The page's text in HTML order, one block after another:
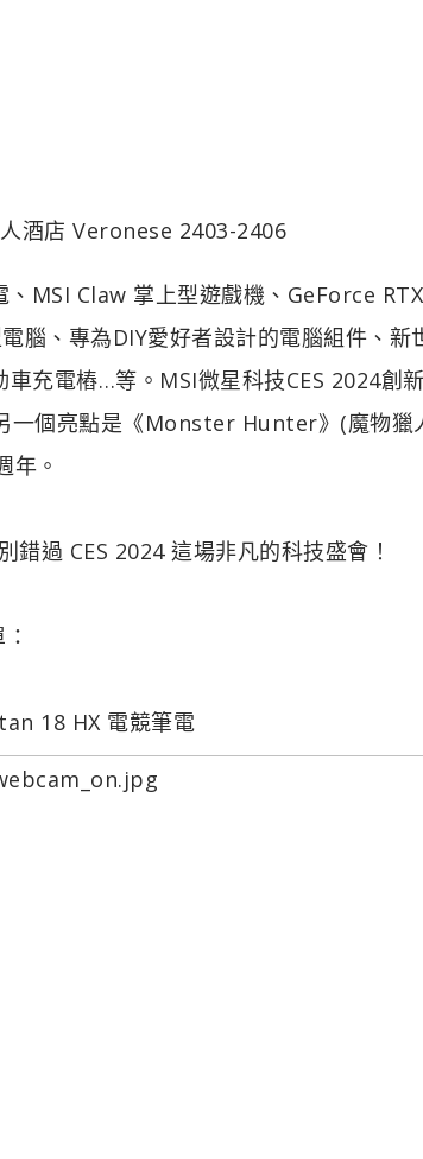
酒店 Veronese 2403-2406
MSI Claw 掌上型遊戲機、GeForce
腦、專為DIY愛好者設計的電腦組件、
充電樁…等。MSI微星科技CES 2024創
一個亮點是《Monster Hunter》(魔物獵
年。
過 CES 2024 這場非凡的科技盛會！
18 HX 電競筆電